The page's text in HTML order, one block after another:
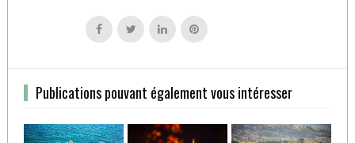
Follow
us
Follow
us
Follow
us
Follow
us
Publications pouvant également vous intéresser